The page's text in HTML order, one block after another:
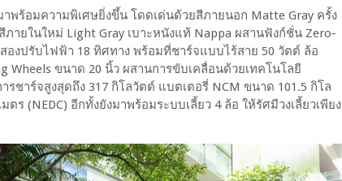
พร้อมความพิเศษยิ่งขึ้น โดดเด่นด้วยสีภายนอก Matte Gray ครั้ง
ายในใหม่ Light Gray เบาะหนังแท้ Nappa ผสานฟังก์ชั่น Zero-
องปรับไฟฟ้า 18 ทิศทาง พร้อมที่ชาร์จแบบไร้สาย 50 วัตต์ ล้อ
ขนาด 20 นิ้ว ผสานการขับเคลื่อนด้วยเทคโนโลยี
รชาร์จสูงสุดถึง 317 กิโลวัตต์ แบตเตอรี่ NCM ขนาด 101.5 กิโล
ร (NEDC) อีกทั้งยังมาพร้อมระบบเลี้ยว 4 ล้อ ให้รัศมีวงเลี้ยวเพียง